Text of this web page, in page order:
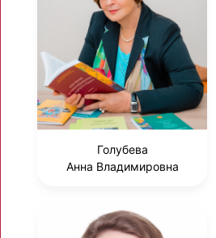
Голубева
Анна Владимировна